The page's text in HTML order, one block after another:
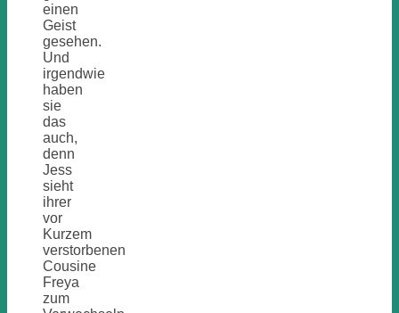
einen
Geist
gesehen.
Und
irgendwie
haben
sie
das
auch,
denn
Jess
sieht
ihrer
vor
Kurzem
verstorbenen
Cousine
Freya
zum